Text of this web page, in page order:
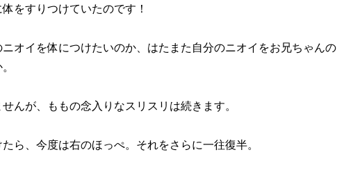
をすりつけていたのです！
オイを体につけたいのか、はたまた自分のニオイをお兄ちゃんの
んが、ももの念入りなスリスリは続きます。
ら、今度は右のほっぺ。それをさらに一往復半。